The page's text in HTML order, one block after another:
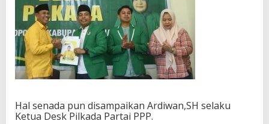
Hal senada pun disampaikan Ardiwan,SH selaku
Ketua Desk Pilkada Partai PPP.